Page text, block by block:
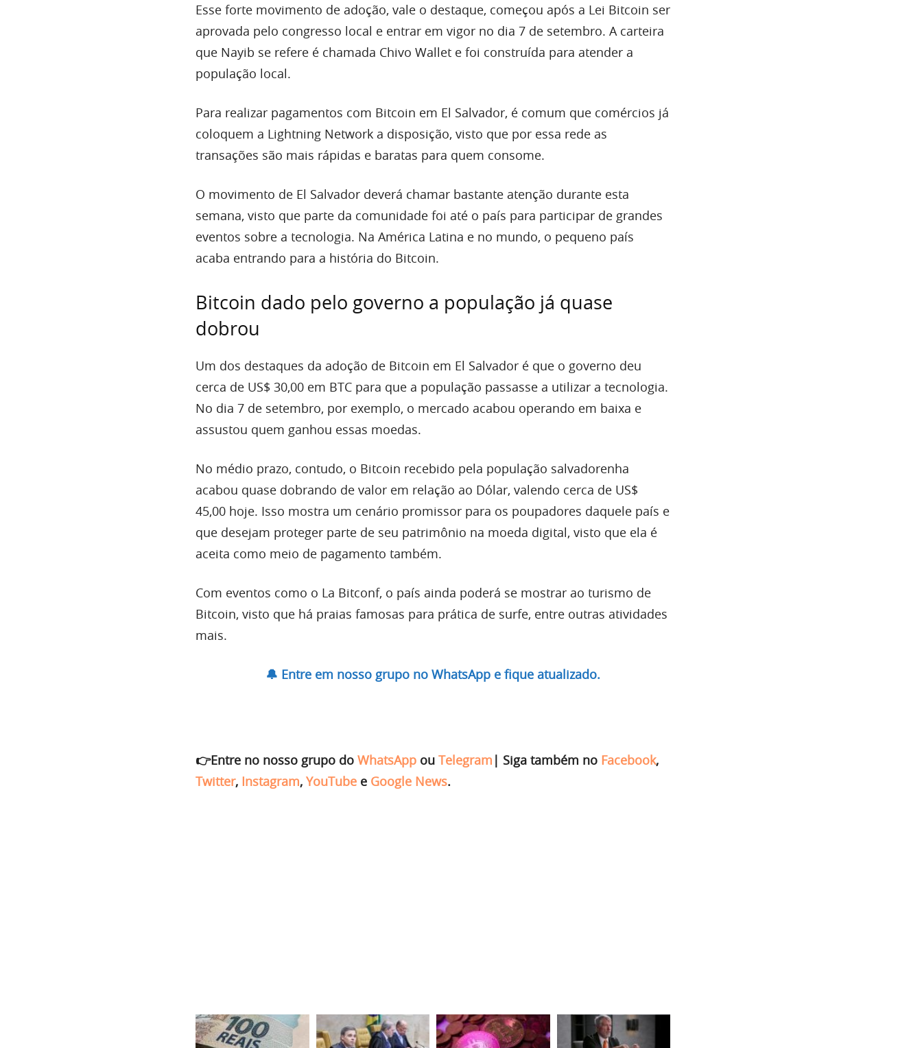
Esse forte movimento de adoção, vale o destaque, começou após a Lei Bitcoin ser
aprovada pelo congresso local e entrar em vigor no dia 7 de setembro. A carteira
que Nayib se refere é chamada Chivo Wallet e foi construída para atender a
população local.
Para realizar pagamentos com Bitcoin em El Salvador, é comum que comércios já
coloquem a Lightning Network a disposição, visto que por essa rede as
transações são mais rápidas e baratas para quem consome.
O movimento de El Salvador deverá chamar bastante atenção durante esta
semana, visto que parte da comunidade foi até o país para participar de grandes
eventos sobre a tecnologia. Na América Latina e no mundo, o pequeno país
acaba entrando para a história do Bitcoin.
Bitcoin dado pelo governo a população já quase
dobrou
Um dos destaques da adoção de Bitcoin em El Salvador é que o governo deu
cerca de US$ 30,00 em BTC para que a população passasse a utilizar a tecnologia.
No dia 7 de setembro, por exemplo, o mercado acabou operando em baixa e
assustou quem ganhou essas moedas.
No médio prazo, contudo, o Bitcoin recebido pela população salvadorenha
acabou quase dobrando de valor em relação ao Dólar, valendo cerca de US$
45,00 hoje. Isso mostra um cenário promissor para os poupadores daquele país e
que desejam proteger parte de seu patrimônio na moeda digital, visto que ela é
aceita como meio de pagamento também.
Com eventos como o La Bitconf, o país ainda poderá se mostrar ao turismo de
Bitcoin, visto que há praias famosas para prática de surfe, entre outras atividades
mais.
🔔 Entre em nosso grupo no WhatsApp e fique atualizado.
👉Entre no nosso grupo do WhatsApp ou Telegram | Siga também no Facebook,
Twitter, Instagram, YouTube e Google News.